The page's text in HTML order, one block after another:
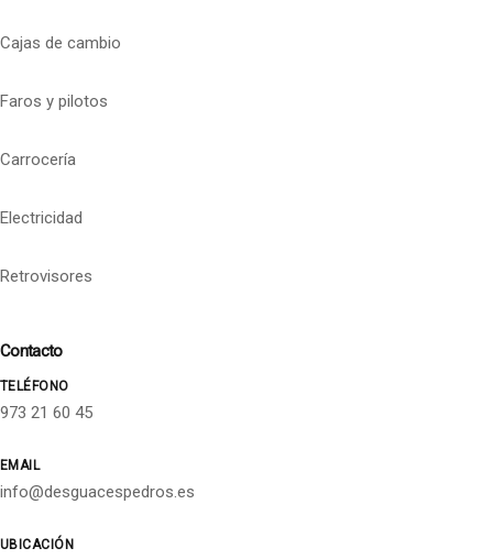
Cajas de cambio
Faros y pilotos
Carrocería
Electricidad
Retrovisores
Contacto
TELÉFONO
973 21 60 45
EMAIL
info@desguacespedros.es
UBICACIÓN